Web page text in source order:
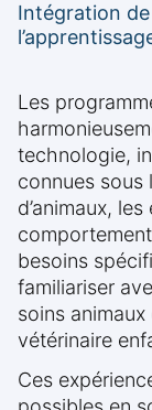
Intégration de
Les
technologie,
connues sous
d’animaux,
besoins
familiariser
soins
vétérinaire
Ces